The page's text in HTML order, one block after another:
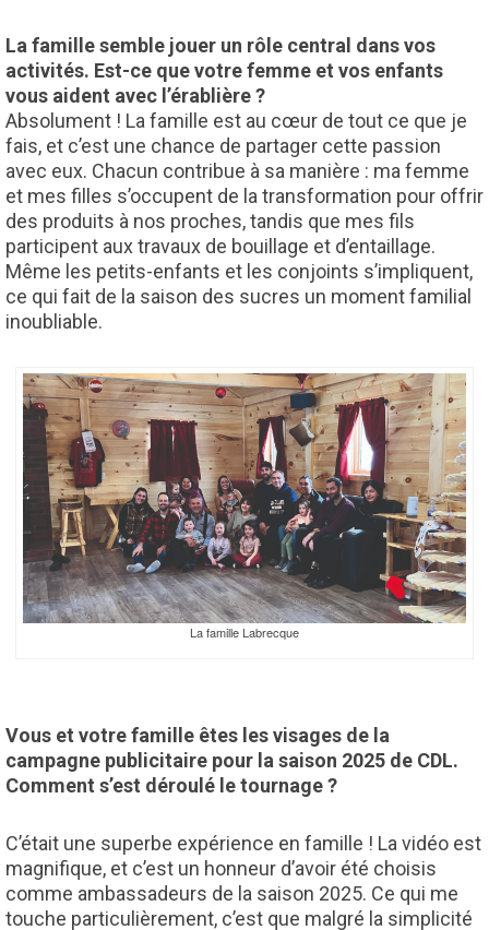
La famille semble jouer un rôle central dans vos
activités. Est-ce que votre femme et vos enfants
vous aident avec l’érablière ?
Absolument ! La famille est au cœur de tout ce que je
fais, et c’est une chance de partager cette passion
avec eux. Chacun contribue à sa manière : ma femme
et mes filles s’occupent de la transformation pour offrir
des produits à nos proches, tandis que mes fils
participent aux travaux de bouillage et d’entaillage.
Même les petits-enfants et les conjoints s’impliquent,
ce qui fait de la saison des sucres un moment familial
inoubliable.
La famille Labrecque
Vous et votre famille êtes les visages de la
campagne publicitaire pour la saison 2025 de CDL.
Comment s’est déroulé le tournage ?
C’était une superbe expérience en famille ! La vidéo est
magnifique, et c’est un honneur d’avoir été choisis
comme ambassadeurs de la saison 2025. Ce qui me
touche particulièrement, c’est que malgré la simplicité